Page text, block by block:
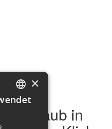
Urlaub in
ITALIAN
×